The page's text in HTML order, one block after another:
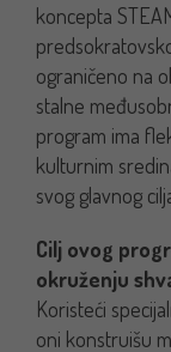
koncepta
ograničeno na
stalne
program ima
kulturnim
svog glavnog
Cilj ovog
okruženju
Koristeći
oni konstruišu